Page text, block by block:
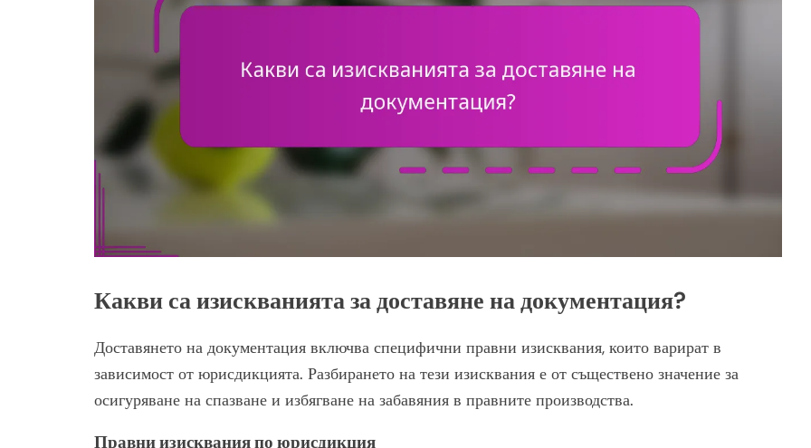
Какви са изискванията за доставяне на документация?
Доставянето на документация включва специфични правни изисквания, които варират в
зависимост от юрисдикцията. Разбирането на тези изисквания е от съществено значение за
осигуряване на спазване и избягване на забавяния в правните производства.
Правни изисквания по юрисдикция